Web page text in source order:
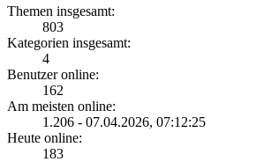
Themen insgesamt:
803
Kategorien insgesamt:
4
Benutzer online:
162
Am meisten online:
1.206 - 07.04.2026, 07:12:25
Heute online:
183